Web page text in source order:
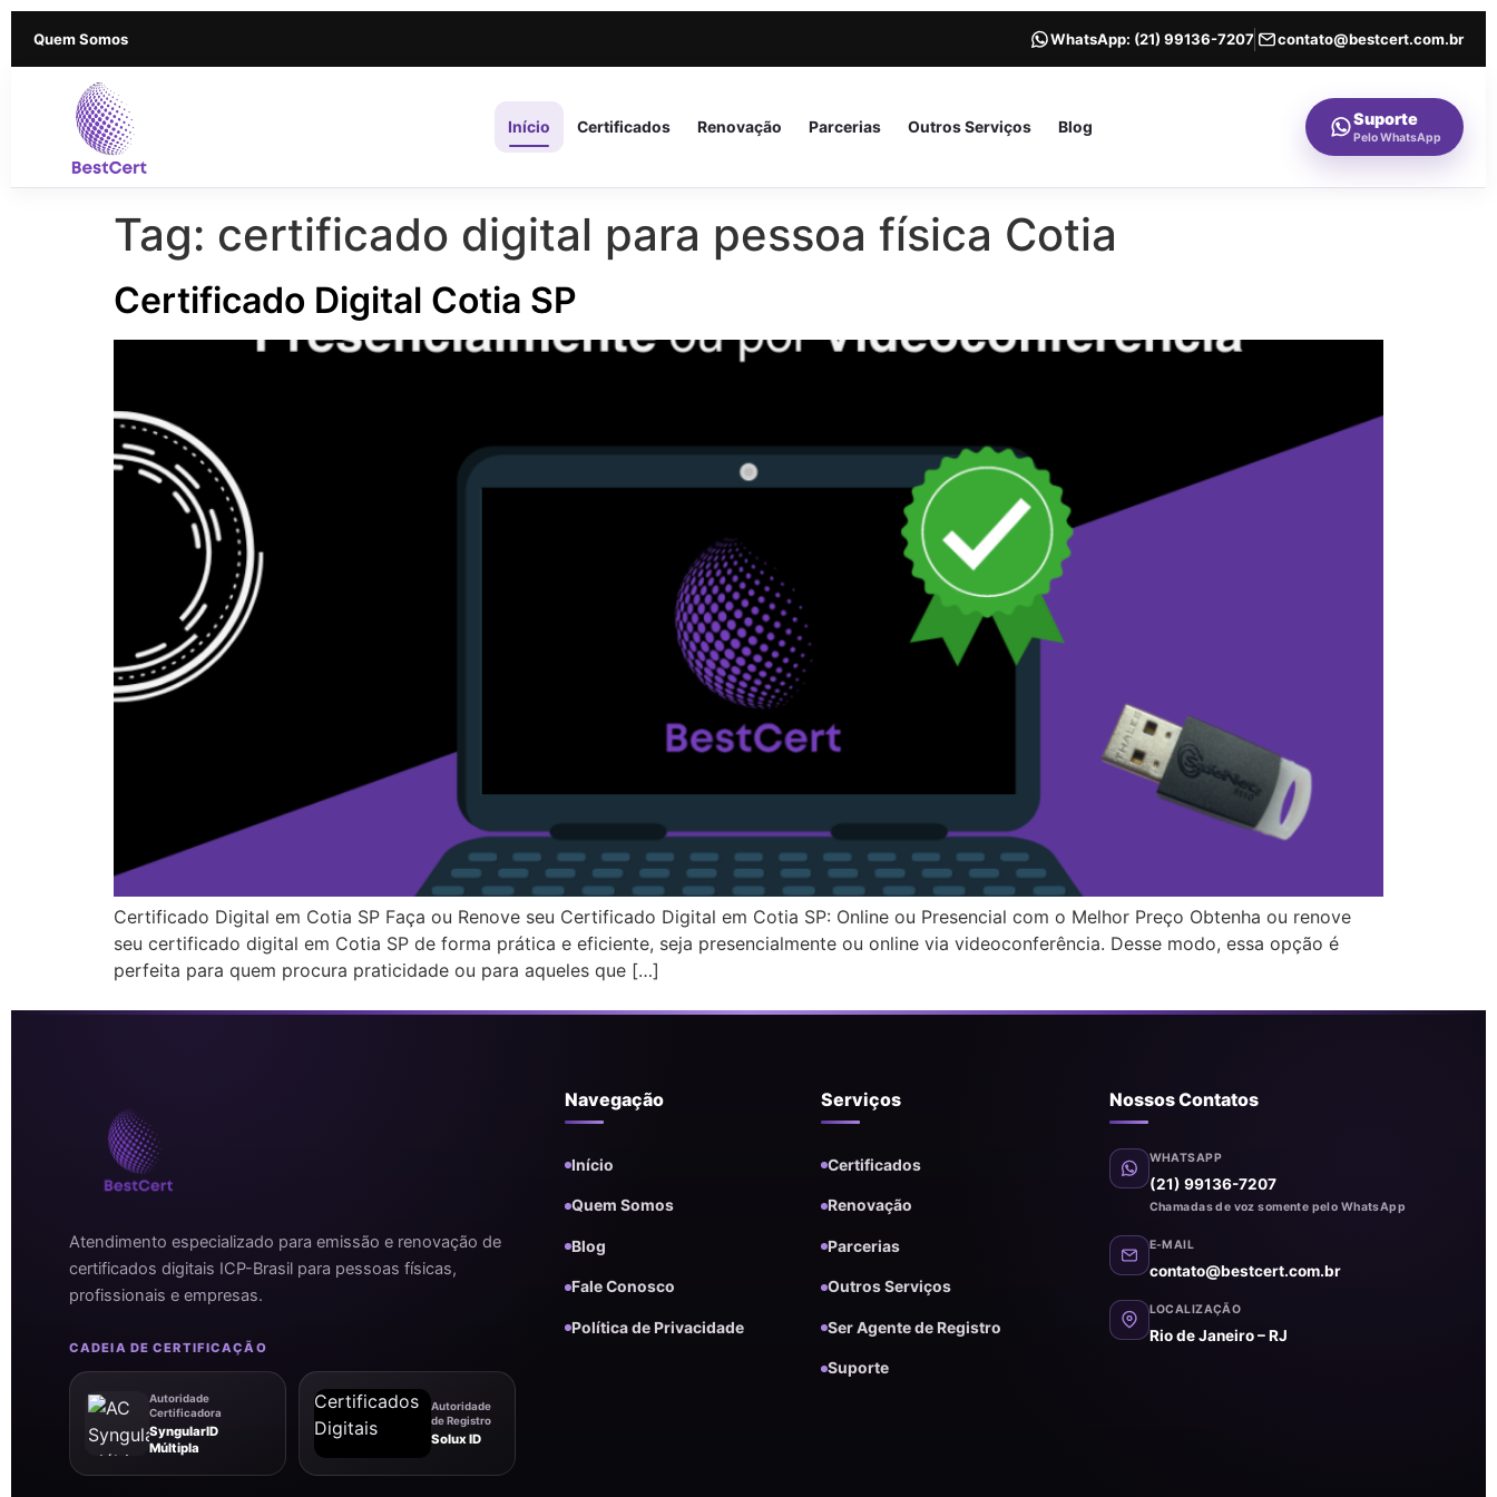
Quem Somos WhatsApp: (21) 99136-7207 contato@bestcert.com.br
Início Certificados Renovação Parcerias Outros Serviços Blog Suporte
Pelo WhatsApp
Tag: certificado digital para pessoa física Cotia
Certificado Digital Cotia SP
Certificado Digital em Cotia SP Faça ou Renove seu Certificado Digital em Cotia SP: Online ou Presencial com o Melhor Preço Obtenha ou renove
seu certificado digital em Cotia SP de forma prática e eficiente, seja presencialmente ou online via videoconferência. Desse modo, essa opção é
perfeita para quem procura praticidade ou para aqueles que […]
Atendimento especializado para emissão e renovação de
certificados digitais ICP-Brasil para pessoas físicas,
profissionais e empresas.
CADEIA DE CERTIFICAÇÃO
Autoridade
Certificadora
SyngularID
Múltipla
Autoridade
de Registro
Solux ID
Navegação
Início
Quem Somos
Blog
Fale Conosco
Política de Privacidade
Serviços
Certificados
Renovação
Parcerias
Outros Serviços
Ser Agente de Registro
Suporte
Nossos Contatos
WHATSAPP
(21) 99136-7207
Chamadas de voz somente pelo WhatsApp
E-MAIL
contato@bestcert.com.br
LOCALIZAÇÃO
Rio de Janeiro – RJ